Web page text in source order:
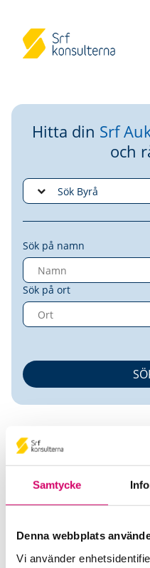
Samtycke
Denna webbplats
Vi använder
Hitta din Srf
och
Sök på namn
Sök på ort